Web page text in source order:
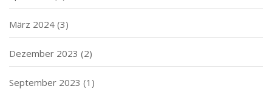
März 2024 (3)
Dezember 2023 (2)
September 2023 (1)